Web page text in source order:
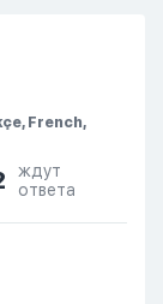
French,
ждут
ответа